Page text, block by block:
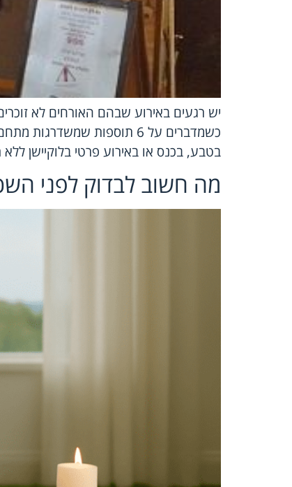
יש רגעים באירוע שבהם האורחים לא
כשמדברים על 6 תוספות
בטבע, בכנס או באירוע פרטי בלוקיישן
מה חשוב לבדוק לפני